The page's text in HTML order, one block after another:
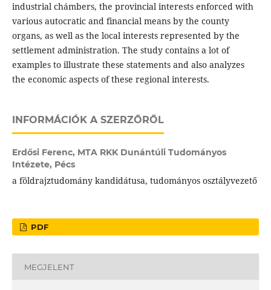
industrial chámbers, the provincial interests enforced with
various autocratic and financial means by the county
organs, as well as the local interests represented by the
settlement administration. The study contains a lot of
examples to illustrate these statements and also analyzes
the economic aspects of these regional interests.
INFORMÁCIÓK A SZERZŐRŐL
Erdősi Ferenc, MTA RKK Dunántúli Tudományos
Intézete, Pécs
a földrajztudomány kandidátusa, tudományos osztályvezető
PDF
MEGJELENT